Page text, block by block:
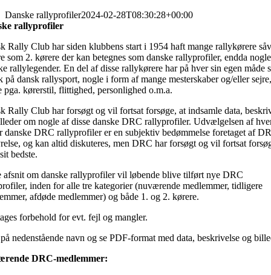
Danske rallyprofiler2024-02-28T08:30:28+00:00
rallyprofiler
Rally Club har siden klubbens start i 1954 haft mange rallykørere
som 2. kørere der kan betegnes som danske rallyprofiler, endda
rallylegender. En del af disse rallykørere har på hver sin egen måde
på dansk rallysport, nogle i form af mange mesterskaber og/eller
pga. kørerstil, flittighed, personlighed o.m.a.
Rally Club har forsøgt og vil fortsat forsøge, at indsamle data,
om nogle af disse danske DRC rallyprofiler. Udvælgelsen af
danske DRC rallyprofiler er en subjektiv bedømmelse foretaget af
og kan altid diskuteres, men DRC har forsøgt og vil fortsat
bedste.
afsnit om danske rallyprofiler vil løbende blive tilført nye DRC
inden for alle tre kategorier (nuværende medlemmer, tidligere
afdøde medlemmer) og både 1. og 2. kørere.
forbehold for evt. fejl og mangler.
nedenstående navn og se PDF-format med data, beskrivelse og
DRC-medlemmer: